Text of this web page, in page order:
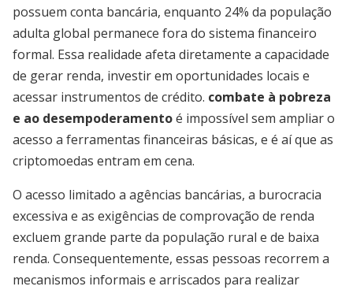
possuem conta bancária, enquanto 24% da população
adulta global permanece fora do sistema financeiro
formal. Essa realidade afeta diretamente a capacidade
de gerar renda, investir em oportunidades locais e
acessar instrumentos de crédito. combate à pobreza
e ao desempoderamentoé impossível sem ampliar o
acesso a ferramentas financeiras básicas, e é aí que as
criptomoedas entram em cena.
O acesso limitado a agências bancárias, a burocracia
excessiva e as exigências de comprovação de renda
excluem grande parte da população rural e de baixa
renda. Consequentemente, essas pessoas recorrem a
mecanismos informais e arriscados para realizar